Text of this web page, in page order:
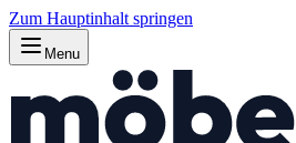
Zum Hauptinhalt springen
Menu